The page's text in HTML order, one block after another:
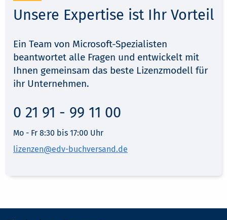
0 21 91 - 99 11 00
Mo - Fr 8:30 bis 17:00 Uhr
lizenzen@edv-buchversand.de